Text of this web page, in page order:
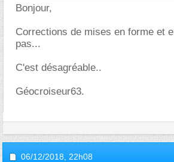
Bonjour,
Corrections de mises en forme et
pas...
C'est désagréable..
Géocroiseur63.
06/12/2018, 22h08